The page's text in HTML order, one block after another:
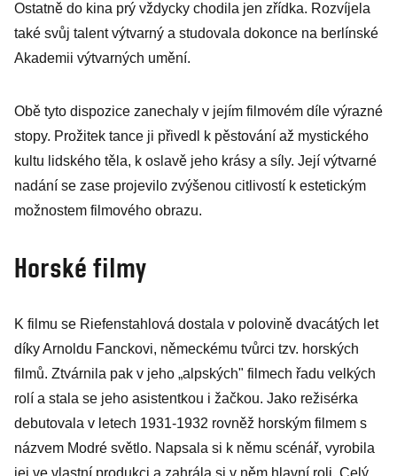
Ostatně do kina prý vždycky chodila jen zřídka. Rozvíjela
také svůj talent výtvarný a studovala dokonce na berlínské
Akademii výtvarných umění.
Obě tyto dispozice zanechaly v jejím filmovém díle výrazné
stopy. Prožitek tance ji přivedl k pěstování až mystického
kultu lidského těla, k oslavě jeho krásy a síly. Její výtvarné
nadání se zase projevilo zvýšenou citlivostí k estetickým
možnostem filmového obrazu.
Horské filmy
K filmu se Riefenstahlová dostala v polovině dvacátých let
díky Arnoldu Fanckovi, německému tvůrci tzv. horských
filmů. Ztvárnila pak v jeho „alpských" filmech řadu velkých
rolí a stala se jeho asistentkou i žačkou. Jako režisérka
debutovala v letech 1931-1932 rovněž horským filmem s
názvem Modré světlo. Napsala si k němu scénář, vyrobila
jej ve vlastní produkci a zahrála si v něm hlavní roli. Celý